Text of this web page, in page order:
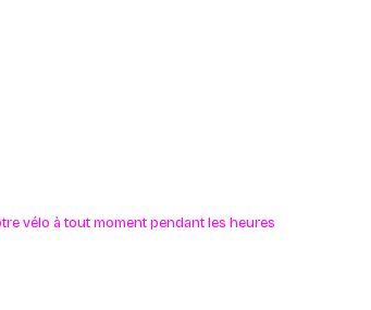
vélo à tout moment pendant les heures